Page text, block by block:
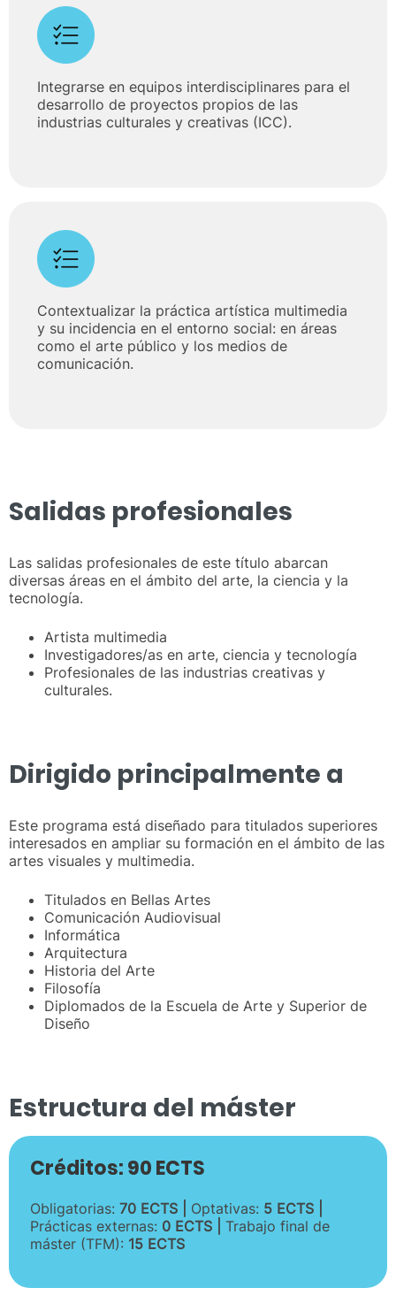
Integrarse en equipos interdisciplinares para el
desarrollo de proyectos propios de las
industrias culturales y creativas (ICC).
Contextualizar la práctica artística multimedia
y su incidencia en el entorno social: en áreas
como el arte público y los medios de
comunicación.
Salidas profesionales
Las salidas profesionales de este título abarcan
diversas áreas en el ámbito del arte, la ciencia y la
tecnología.
Artista multimedia
Investigadores/as en arte, ciencia y tecnología
Profesionales de las industrias creativas y
culturales.
Dirigido principalmente a
Este programa está diseñado para titulados superiores
interesados en ampliar su formación en el ámbito de las
artes visuales y multimedia.
Titulados en Bellas Artes
Comunicación Audiovisual
Informática
Arquitectura
Historia del Arte
Filosofía
Diplomados de la Escuela de Arte y Superior de
Diseño
Estructura del máster
Créditos: 90 ECTS
Obligatorias: 70 ECTS | Optativas: 5 ECTS
Prácticas externas: 0 ECTS
Trabajo final de
máster (TFM): 15 ECTS